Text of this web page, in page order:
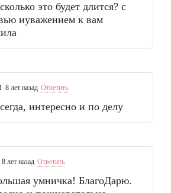
это будет длится? с
иуважением к вам
8 лет назад Ответить
интересно и по делу
8 лет назад Ответить
умничка! БлагоДарю.